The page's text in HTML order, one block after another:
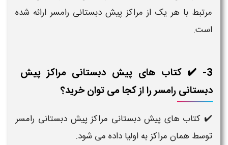
مرتبط با هر یک از مراکز پیش دبستانی رامسر ارائه شده
است.
3- ✔️ کتاب های پیش دبستانی مراکز پیش
دبستانی رامسر را از کجا می توان خرید؟
✔️ کتاب های پیش دبستانی مراکز پیش دبستانی رامسر
توسط همان مراکز به اولیا داده می شود.